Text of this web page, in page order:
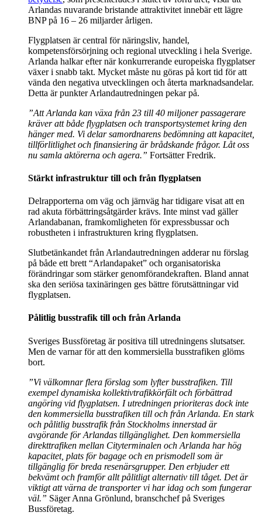
Arlandas nuvarande bristande attraktivitet innebär ett lägre
BNP på 16 – 26 miljarder årligen.
Flygplatsen är central för näringsliv, handel,
kompetensförsörjning och regional utveckling i hela Sverige.
Arlanda halkar efter när konkurrerande europeiska flygplatser
växer i snabb takt. Mycket måste nu göras på kort tid för att
vända den negativa utvecklingen och återta marknadsandelar.
Detta är punkter Arlandautredningen pekar på.
”Att Arlanda kan växa från 23 till 40 miljoner passagerare
kräver att både flygplatsen och transportsystemet kring den
hänger med. Vi delar samordnarens bedömning att kapacitet,
tillförlitlighet och finansiering är brådskande frågor. Låt oss
nu samla aktörerna och agera.” Fortsätter Fredrik.
Stärkt infrastruktur till och från flygplatsen
Delrapporterna om väg och järnväg har tidigare visat att en
rad akuta förbättringsåtgärder krävs. Inte minst vad gäller
Arlandabanan, framkomligheten för expressbussar och
robustheten i infrastrukturen kring flygplatsen.
Slutbetänkandet från Arlandautredningen adderar nu förslag
på både ett brett “Arlandapaket” och organisatoriska
förändringar som stärker genomförandekraften. Bland annat
ska den seriösa taxinäringen ges bättre förutsättningar vid
flygplatsen.
Pålitlig busstrafik till och från Arlanda
Sveriges Bussföretag är positiva till utredningens slutsatser.
Men de varnar för att den kommersiella busstrafiken glöms
bort.
”Vi välkomnar flera förslag som lyfter busstrafiken. Till
exempel dynamiska kollektivtrafikkörfält och förbättrad
angöring vid flygplatsen. I utredningen prioriteras dock inte
den kommersiella busstrafiken till och från Arlanda. En stark
och pålitlig busstrafik från Stockholms innerstad är
avgörande för Arlandas tillgänglighet. Den kommersiella
direkttrafiken mellan Cityterminalen och Arlanda har hög
kapacitet, plats för bagage och en prismodell som är
tillgänglig för breda resenärsgrupper. Den erbjuder ett
bekvämt och framför allt pålitligt alternativ till tåget. Det är
viktigt att värna de transporter vi har idag och som fungerar
väl.” Säger Anna Grönlund, branschchef på Sveriges
Bussföretag.